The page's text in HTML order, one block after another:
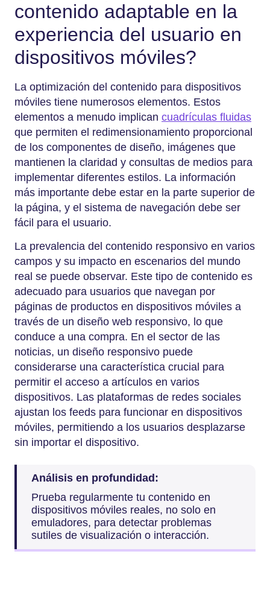
contenido adaptable en la
experiencia del usuario en
dispositivos móviles?
La optimización del contenido para dispositivos
móviles tiene numerosos elementos. Estos
elementos a menudo implican cuadrículas fluidas
que permiten el redimensionamiento proporcional
de los componentes de diseño, imágenes que
mantienen la claridad y consultas de medios para
implementar diferentes estilos. La información
más importante debe estar en la parte superior de
la página, y el sistema de navegación debe ser
fácil para el usuario.
La prevalencia del contenido responsivo en varios
campos y su impacto en escenarios del mundo
real se puede observar. Este tipo de contenido es
adecuado para usuarios que navegan por
páginas de productos en dispositivos móviles a
través de un diseño web responsivo, lo que
conduce a una compra. En el sector de las
noticias, un diseño responsivo puede
considerarse una característica crucial para
permitir el acceso a artículos en varios
dispositivos. Las plataformas de redes sociales
ajustan los feeds para funcionar en dispositivos
móviles, permitiendo a los usuarios desplazarse
sin importar el dispositivo.
Análisis en profundidad:
Prueba regularmente tu contenido en
dispositivos móviles reales, no solo en
emuladores, para detectar problemas
sutiles de visualización o interacción.